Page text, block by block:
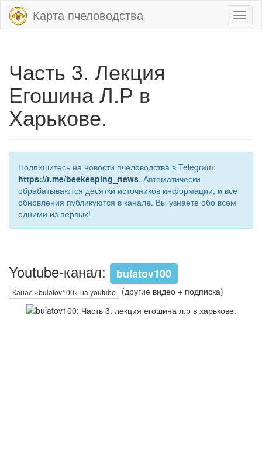
Карта пчеловодства
Часть 3. Лекция
Егошина Л.Р в
Харькове.
Подпишитесь на новости пчеловодства в Telegram:
https://t.me/beekeeping_news. Автоматически
обрабатываются десятки источников информации, и все
обновления публикуются в канале. Вы узнаете обо всем
одними из первых!
Youtube-канал: bulatov100
Канал «bulatov100» на youtube (другие видео + подписка)